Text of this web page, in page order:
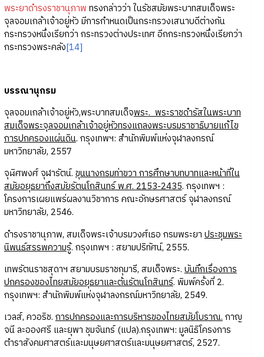
พระยาดำรงราชานุภาพ ทรงกล่าวว่า ในรัชสมัยพระบาทสมเด็จพระ
จุลจอมเกล้าเจ้าอยู่หัว มีการกำหนดเป็นกระทรวงเสนาบดีต่างกัน
กระทรวงหนึ่งเรียกว่า กระทรวงต่างประเทศ อีกกระทรวงหนึ่งเรียกว่า
กระทรวงพระคลัง[14]
บรรณานุกรม
จุลจอมเกล้าเจ้าอยู่หัว,พระบาทสมเด็จพระ. พระราชดำรัสในพระบาท
สมเด็จพระจุลจอมเกล้าเจ้าอยู่หัวทรงแถลงพระบรมราชาธิบายแก้ไข
การปกครองแผ่นดิน. กรุงเทพฯ: สำนักพิมพ์แห่งจุฬาลงกรณ์
มหาวิทยาลัย, 2557
จุฬิศพงศ์ จุฬารัตน์.ขุนนางกรมท่าขวา การศึกษาบทบาทและหน้าที่ใน
สมัยอยุธยาถึงสมัยรัตนโกสินทร์ พ.ศ.2153-2435. กรุงเทพฯ :
โครงการเผยแพร่ผลงานวิชาการ คณะอักษรศาสตร์ จุฬาลงกรณ์
มหาวิทยาลัย, 2546.
ดำรงราชานุภาพ, สมเด็จพระเจ้าบรมวงศ์เธอ กรมพระยาประชุมพระ
นิพนธ์สรรพความรู้. กรุงเทพฯ : สยามปริทัศน์, 2555.
เทพรัตนราชสุดาฯ สยามบรมราชกุมารี, สมเด็จพระ.บันทึกเรื่องการ
ปกครองของไทยสมัยอยุธยาและต้นรัตนโกสินทร์. พิมพ์ครั้งที่ 2.
กรุงเทพฯ: สำนักพิมพ์แห่งจุฬาลงกรณ์มหาวิทยาลัย, 2549.
เวลส์, ควอริช.การปกครองและการบริหารของไทยสมัยโบราณ.กาญ
จนี ละอองศรี และยุพา ชุมจันทร์ (แปล).กรุงเทพฯ: มูลนิธิโครงการ
ตำราสังคมศาสตร์และมนุษยศาสตร์และมนุษยศาสตร์, 2527.